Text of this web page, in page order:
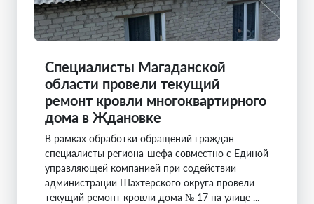
Специалисты Магаданской
области провели текущий
ремонт кровли многоквартирного
дома в Ждановке
В рамках обработки обращений граждан
специалисты региона-шефа совместно с Единой
управляющей компанией при содействии
администрации Шахтерского округа провели
текущий ремонт кровли дома № 17 на улице ...